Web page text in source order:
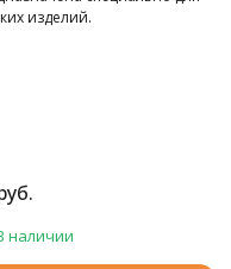
изделий.
наличии